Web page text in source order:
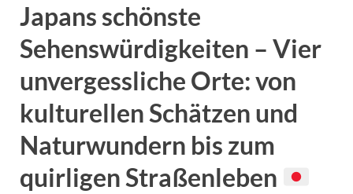
Japans schönste
Sehenswürdigkeiten – Vier
unvergessliche Orte: von
kulturellen Schätzen und
Naturwundern bis zum
quirligen Straßenleben